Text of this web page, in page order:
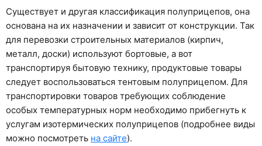
Существует и другая классификация полуприцепов, она
основана на их назначении и зависит от конструкции. Так
для перевозки строительных материалов (кирпич,
металл, доски) используют бортовые, а вот
транспортируя бытовую технику, продуктовые товары
следует воспользоваться тентовым полуприцепом. Для
транспортировки товаров требующих соблюдение
особых температурных норм необходимо прибегнуть к
услугам изотермических полуприцепов (подробнее виды
можно посмотреть на сайте).